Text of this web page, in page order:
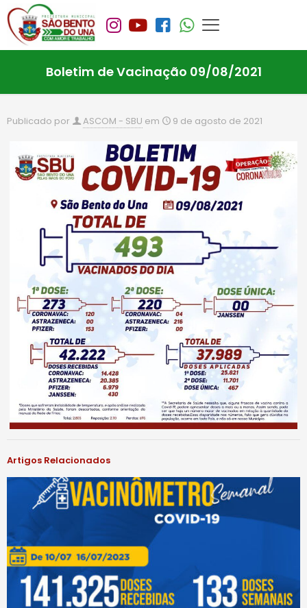
Boletim de Vacinação 09/08/2021
Publicado por ASCOM - SBU em 9 de agosto de 2021
Artigos Relacionados